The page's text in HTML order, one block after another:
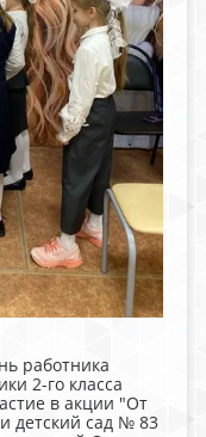
работника
2-го класса
в акции "От
детский сад № 83